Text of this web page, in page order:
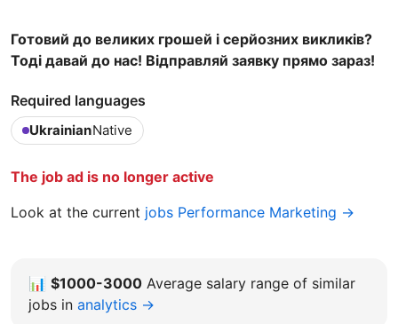
Готовий до великих грошей і серйозних викликів?
Тоді давай до нас! Відправляй заявку прямо зараз!
Required languages
UkrainianNative
The job ad is no longer active
Look at the current jobs Performance Marketing →
📊 $1000-3000 Average salary range of similar
jobs in analytics →